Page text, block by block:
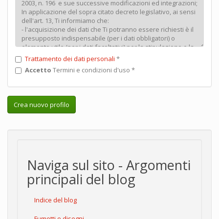
Trattamento dei dati personali *
Accetto Termini e condizioni d'uso *
Crea nuovo profilo
Naviga sul sito - Argomenti
principali del blog
Indice del blog